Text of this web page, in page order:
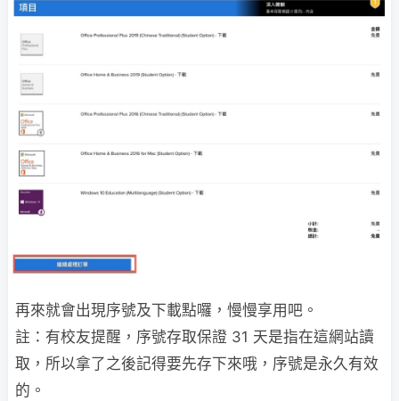
再來就會出現序號及下載點囉，慢慢享用吧。
註：有校友提醒，序號存取保證 31 天是指在這網站讀
取，所以拿了之後記得要先存下來哦，序號是永久有效
的。